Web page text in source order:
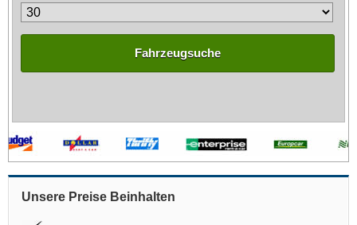
Fahrzeugsuche
Unsere Preise Beinhalten